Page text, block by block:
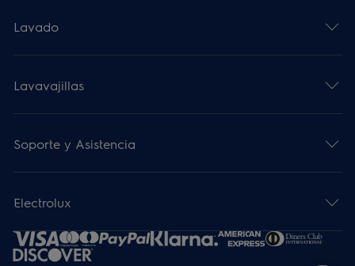
Lavado
Lavavajillas
Soporte y Asistencia
Electrolux